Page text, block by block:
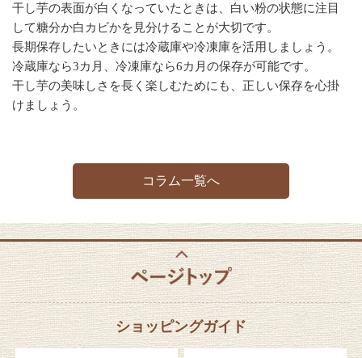
干し芋の表面が白くなっていたときは、白い粉の状態に注目
して糖分か白カビかを見分けることが大切です。
長期保存したいときには冷蔵庫や冷凍庫を活用しましょう。
冷蔵庫なら3カ月、冷凍庫なら6カ月の保存が可能です。
干し芋の美味しさを長く楽しむためにも、正しい保存を心掛
けましょう。
コラム一覧へ
ショッピングガイド